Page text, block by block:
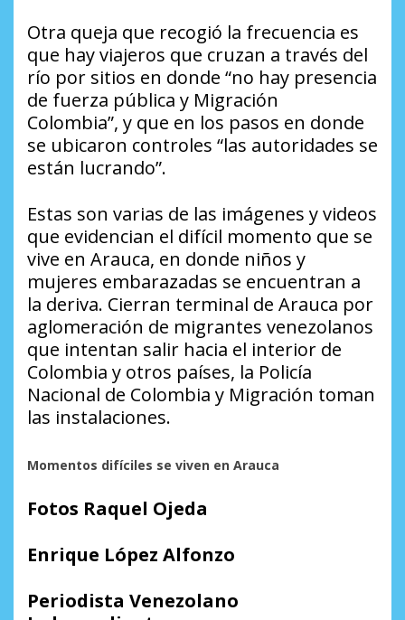
Otra queja que recogió la frecuencia es
que hay viajeros que cruzan a través del
río por sitios en donde “no hay presencia
de fuerza pública y Migración
Colombia”, y que en los pasos en donde
se ubicaron controles “las autoridades se
están lucrando”.
Estas son varias de las imágenes y videos
que evidencian el difícil momento que se
vive en Arauca, en donde niños y
mujeres embarazadas se encuentran a
la deriva. Cierran terminal de Arauca por
aglomeración de migrantes venezolanos
que intentan salir hacia el interior de
Colombia y otros países, la Policía
Nacional de Colombia y Migración toman
las instalaciones.
Momentos difíciles se viven en Arauca
Fotos Raquel Ojeda
Enrique López Alfonzo
Periodista Venezolano